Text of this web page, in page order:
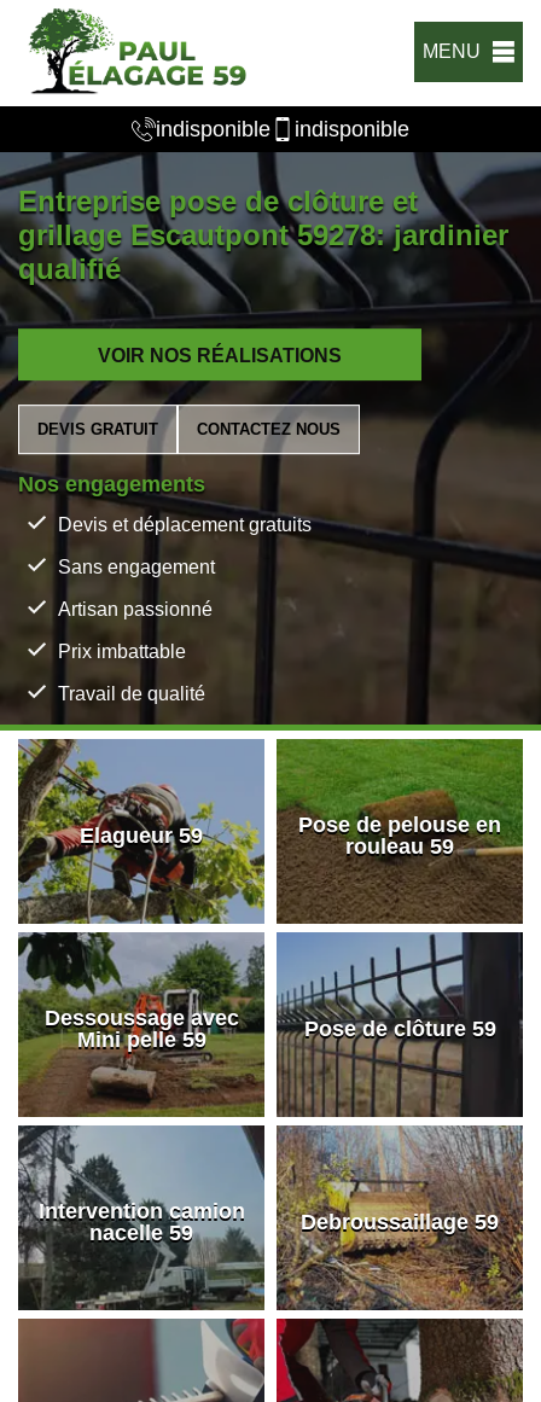
MENU
indisponible indisponible
Entreprise pose de clôture et
grillage Escautpont 59278: jardinier
qualifié
VOIR NOS RÉALISATIONS
DEVIS GRATUIT CONTACTEZ NOUS
Nos engagements
Devis et déplacement gratuits
Sans engagement
Artisan passionné
Prix imbattable
Travail de qualité
Elagueur 59
Pose de pelouse en
rouleau 59
Dessoussage avec
Mini pelle 59
Pose de clôture 59
Intervention camion
nacelle 59
Debroussaillage 59